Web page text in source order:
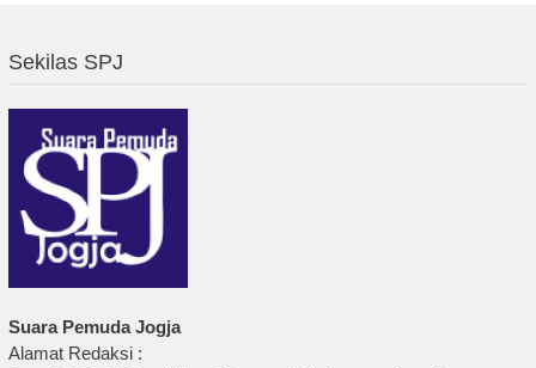
Sekilas SPJ
Suara Pemuda Jogja
Alamat Redaksi :